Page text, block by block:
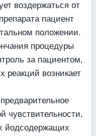
воздержаться от
пациент
положении.
процедуры
за пациентом,
реакций возникает
чувствительности,
йодсодержащих